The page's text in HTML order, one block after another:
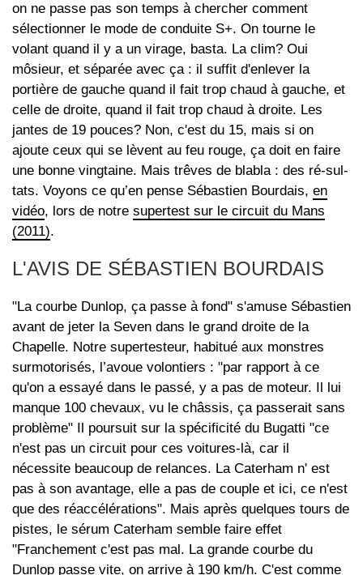
on ne passe pas son temps à chercher comment
sélectionner le mode de conduite S+. On tourne le
volant quand il y a un virage, basta. La clim? Oui
môsieur, et séparée avec ça : il suffit d'enlever la
portière de gauche quand il fait trop chaud à gauche, et
celle de droite, quand il fait trop chaud à droite. Les
jantes de 19 pouces? Non, c'est du 15, mais si on
ajoute ceux qui se lèvent au feu rouge, ça doit en faire
une bonne vingtaine. Mais trêves de blabla : des ré-sul-
tats. Voyons ce qu’en pense Sébastien Bourdais, en
vidéo, lors de notre supertest sur le circuit du Mans
(2011).
L'AVIS DE SÉBASTIEN BOURDAIS
"La courbe Dunlop, ça passe à fond" s'amuse Sébastien
avant de jeter la Seven dans le grand droite de la
Chapelle. Notre supertesteur, habitué aux monstres
surmotorisés, l’avoue volontiers : "par rapport à ce
qu'on a essayé dans le passé, y a pas de moteur. Il lui
manque 100 chevaux, vu le châssis, ça passerait sans
problème" Il poursuit sur la spécificité du Bugatti "ce
n'est pas un circuit pour ces voitures-là, car il
nécessite beaucoup de relances. La Caterham n' est
pas à son avantage, elle a pas de couple et ici, ce n'est
que des réaccélérations". Mais après quelques tours de
pistes, le sérum Caterham semble faire effet
"Franchement c'est pas mal. La grande courbe du
Dunlop passe vite, on arrive à 190 km/h. C'est comme